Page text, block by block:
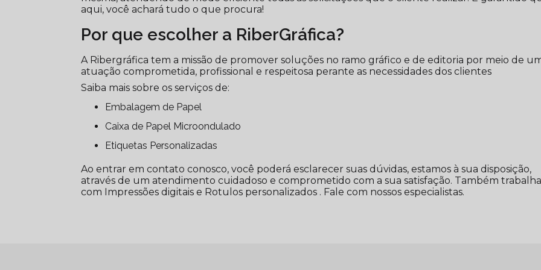
aqui, você achará tudo o que procura!
Por que escolher a RiberGráfica?
A Ribergráfica tem a missão de promover soluções no ramo gráfico e de editoria por meio de
atuação comprometida, profissional e respeitosa perante as necessidades dos clientes
Saiba mais sobre os serviços de:
Embalagem de Papel
Caixa de Papel Microondulado
Etiquetas Personalizadas
Ao entrar em contato conosco, você poderá esclarecer suas dúvidas, estamos à sua disposição,
através de um atendimento cuidadoso e comprometido com a sua satisfação. Também
com Impressões digitais e Rotulos personalizados . Fale com nossos especialistas.